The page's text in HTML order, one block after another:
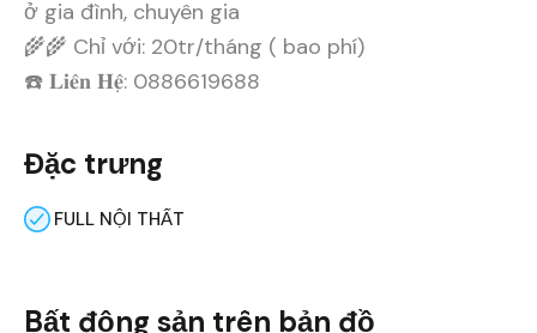
ở gia đình, chuyên gia
🌾🌾 Chỉ với: 20tr/tháng ( bao phí)
☎️ 𝐋𝐢𝐞̂𝐧 𝐇𝐞̣̂: 0886619688
Đặc trưng
FULL NỘI THẤT
Bất động sản trên bản đồ